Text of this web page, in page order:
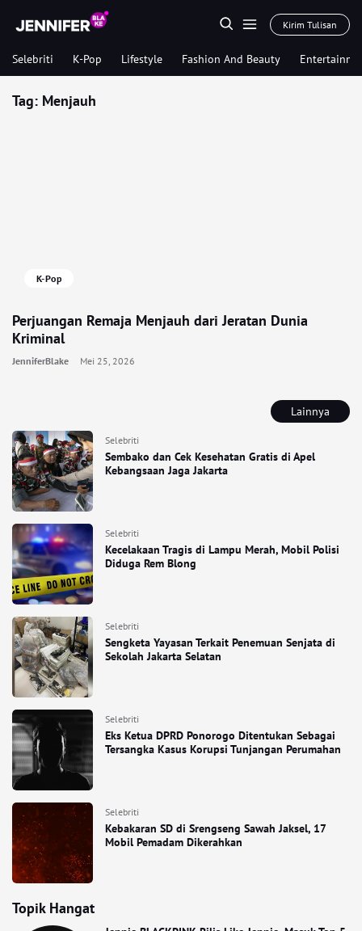
Kirim Tulisan
Selebriti K-Pop Lifestyle Fashion And Beauty
Lainnya
Selebriti
Sembako dan Cek Kesehatan Gratis di Apel
Kebangsaan Jaga Jakarta
Selebriti
Kecelakaan Tragis di Lampu Merah, Mobil Polisi
Diduga Rem Blong
Selebriti
Sengketa Yayasan Terkait Penemuan Senjata di
Sekolah Jakarta Selatan
Selebriti
Eks Ketua DPRD Ponorogo Ditentukan Sebagai
Tersangka Kasus Korupsi Tunjangan Perumahan
Selebriti
Kebakaran SD di Srengseng Sawah Jaksel, 17
Mobil Pemadam Dikerahkan
Topik Hangat
Tag: Menjauh
K-Pop
Perjuangan Remaja Menjauh dari Jeratan Dunia
Kriminal
JenniferBlake Mei 25, 2026